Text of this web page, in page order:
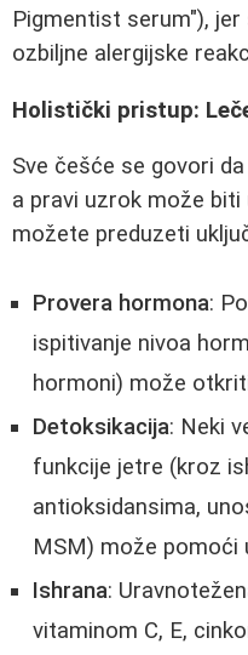
Pigmentist serum"),
ozbiljne alergijske
Holistički pristup:
Sve češće se govori
a pravi uzrok može
možete preduzeti
Provera hormona:
ispitivanje nivoa
hormoni) može
Detoksikacija: Neki
funkcije jetre (kroz
antioksidansima,
MSM) može pomoći
Ishrana:
vitaminom C, E,